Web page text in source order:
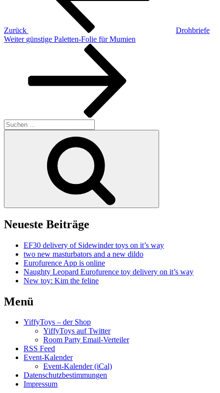
Zurück
Drohbriefe
Nächster
Weiter günstige Paletten-Folie für Mumien
Suchen
nach:
Neueste Beiträge
EF30 delivery of Sidewinder toys on it’s way
two new masturbators and a new dildo
Eurofurence App is online
Naughty Leopard Eurofurence toy delivery on it’s way
New toy: Kim the feline
Menü
YiffyToys – der Shop
YiffyToys auf Twitter
Room Party Email-Verteiler
RSS Feed
Event-Kalender
Event-Kalender (iCal)
Datenschutzbestimmungen
Impressum